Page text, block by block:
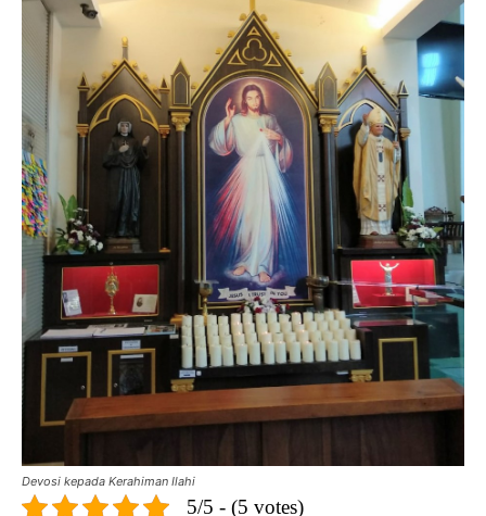
Devosi kepada Kerahiman Ilahi
5/5 - (5 votes)